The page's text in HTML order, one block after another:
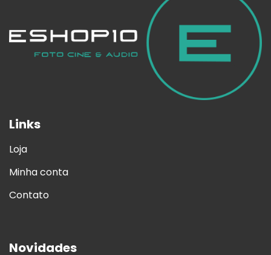
Links
Loja
Minha conta
Contato
Novidades